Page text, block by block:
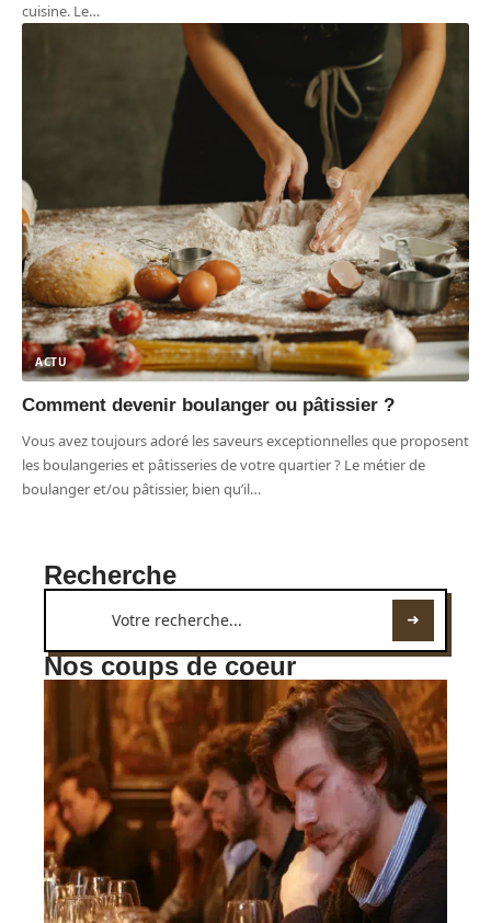
cuisine. Le…
ACTU
Comment devenir boulanger ou pâtissier ?
Vous avez toujours adoré les saveurs exceptionnelles que proposent
les boulangeries et pâtisseries de votre quartier ? Le métier de
boulanger et/ou pâtissier, bien qu’il…
Recherche
Nos coups de coeur